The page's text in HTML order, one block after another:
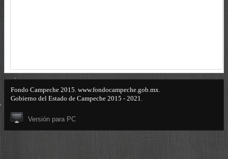
Fondo Campeche 2015. www.fondocampeche.gob.mx.
Gobierno del Estado de Campeche 2015 - 2021.
Versión para PC